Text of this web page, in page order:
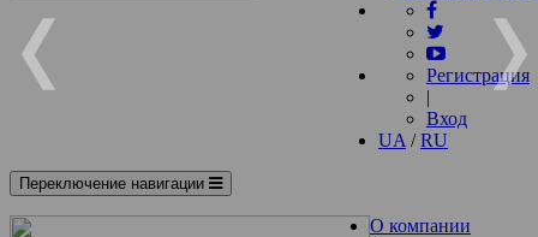
Регистрация
|
Вход
UA /RU
Переключение навигации
О компании